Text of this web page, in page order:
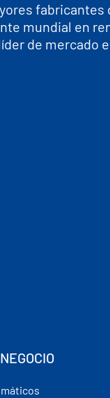
fabricantes
mundial en
de mercado